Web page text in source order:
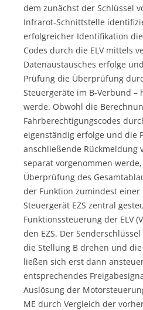
dem zunächst der Schlüssel
Infrarot-Schnittstelle
erfolgreicher Identifikation
Codes durch die ELV mittels
Datenaustausches erfolge
Prüfung die Überprüfung
Steuergeräte im B-Verbund –
werde. Obwohl die
Fahrberechtigungscodes
eigenständig erfolge und die
anschließende Rückmeldung
separat vorgenommen
Überprüfung des
der Funktion zumindest einer
Steuergerät EZS zentral
Funktionssteuerung der ELV
den EZS. Der
die Stellung B drehen und
ließen sich erst dann
entsprechendes
Auslösung der
ME durch Vergleich der